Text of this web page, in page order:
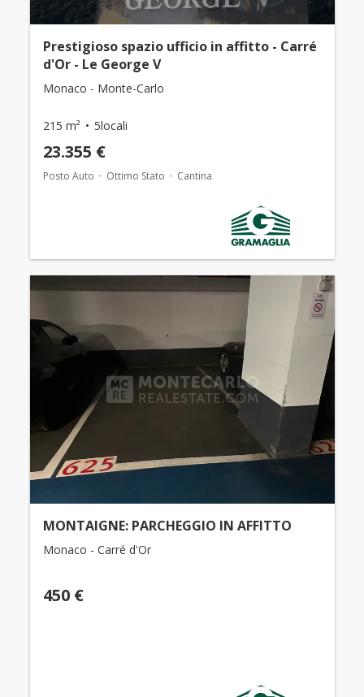
Prestigioso spazio ufficio in affitto - Carré
d'Or - Le George V
Monaco - Monte-Carlo
215 m² 5locali
23.355 €
Posto Auto Ottimo Stato Cantina
MONTAIGNE: PARCHEGGIO IN AFFITTO
Monaco - Carré d'Or
450 €